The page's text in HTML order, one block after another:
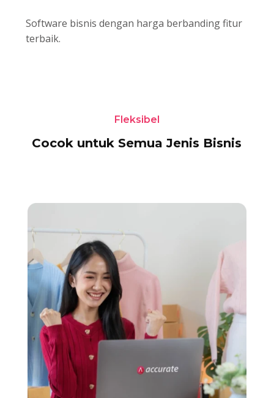
Software bisnis dengan harga berbanding fitur
terbaik.
Fleksibel
Cocok untuk Semua Jenis Bisnis